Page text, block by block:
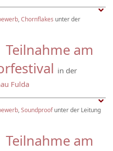
,Chornflakes unter der
Teilnahme am
in der
Fulda
,Soundproofunter der Leitung
Teilnahme am